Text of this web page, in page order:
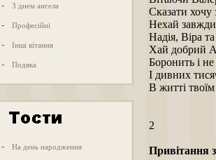
- З днем ангела
- Професійні
- Інші вітання
- Подяка
- На день народження
Сказати хочу
Нехай
Надія, Віра
Хай добрий
Боронить і
І дивних
В житті
2
Привітання